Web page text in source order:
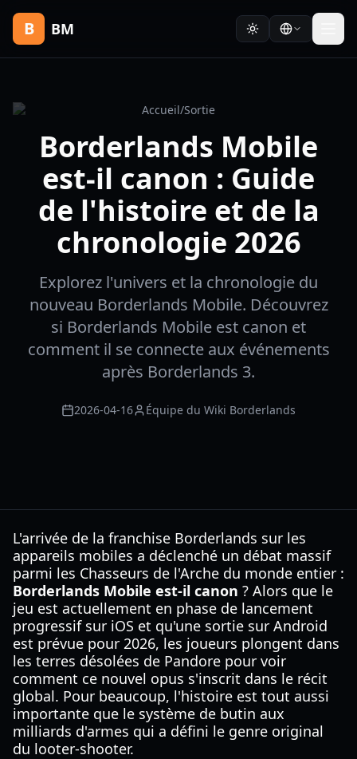
B BM
Accueil/Sortie
Borderlands Mobile
est-il canon : Guide
de l'histoire et de la
chronologie 2026
Explorez l'univers et la chronologie du
nouveau Borderlands Mobile. Découvrez
si Borderlands Mobile est canon et
comment il se connecte aux événements
après Borderlands 3.
2026-04-16 Équipe du Wiki Borderlands
L'arrivée de la franchise Borderlands sur les
appareils mobiles a déclenché un débat massif
parmi les Chasseurs de l'Arche du monde entier :
Borderlands Mobile est-il canon ? Alors que le
jeu est actuellement en phase de lancement
progressif sur iOS et qu'une sortie sur Android
est prévue pour 2026, les joueurs plongent dans
les terres désolées de Pandore pour voir
comment ce nouvel opus s'inscrit dans le récit
global. Pour beaucoup, l'histoire est tout aussi
importante que le système de butin aux
milliards d'armes qui a défini le genre original
du looter-shooter.